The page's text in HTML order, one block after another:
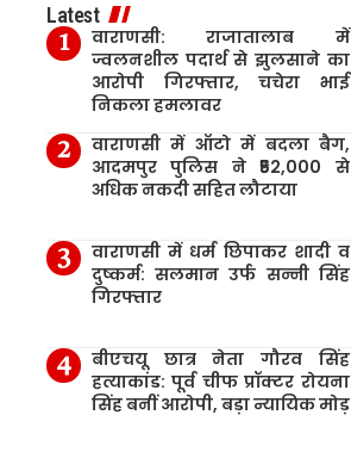
Latest
वाराणसी: राजातालाब में
ज्वलनशील पदार्थ से झुलसाने का
आरोपी गिरफ्तार, चचेरा भाई
निकला हमलावर
वाराणसी में ऑटो में बदला बैग,
आदमपुर पुलिस ने ₹52,000 से
अधिक नकदी सहित लौटाया
वाराणसी में धर्म छिपाकर शादी व
दुष्कर्म: सलमान उर्फ सन्नी सिंह
गिरफ्तार
बीएचयू छात्र नेता गौरव सिंह
हत्याकांड: पूर्व चीफ प्रॉक्टर रोयना
सिंह बनीं आरोपी, बड़ा न्यायिक मोड़